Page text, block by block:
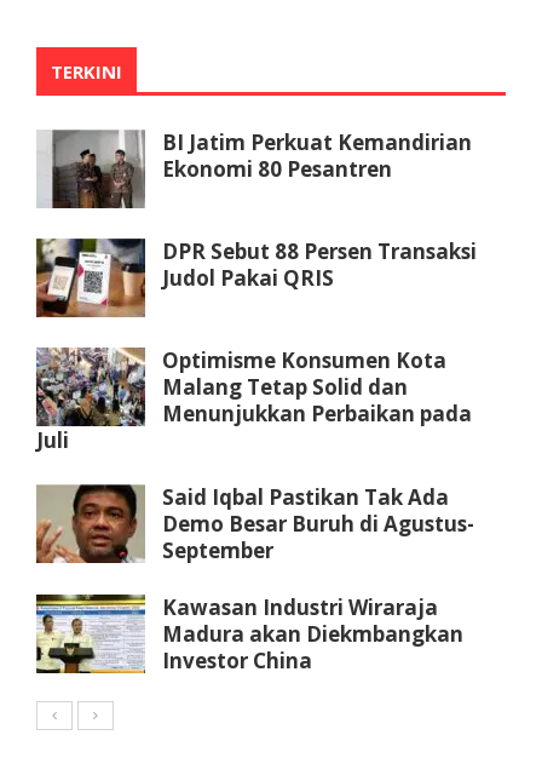
TERKINI
BI Jatim Perkuat Kemandirian
Ekonomi 80 Pesantren
DPR Sebut 88 Persen Transaksi
Judol Pakai QRIS
Optimisme Konsumen Kota
Malang Tetap Solid dan
Menunjukkan Perbaikan pada
Juli
Said Iqbal Pastikan Tak Ada
Demo Besar Buruh di Agustus-
September
Kawasan Industri Wiraraja
Madura akan Diekmbangkan
Investor China